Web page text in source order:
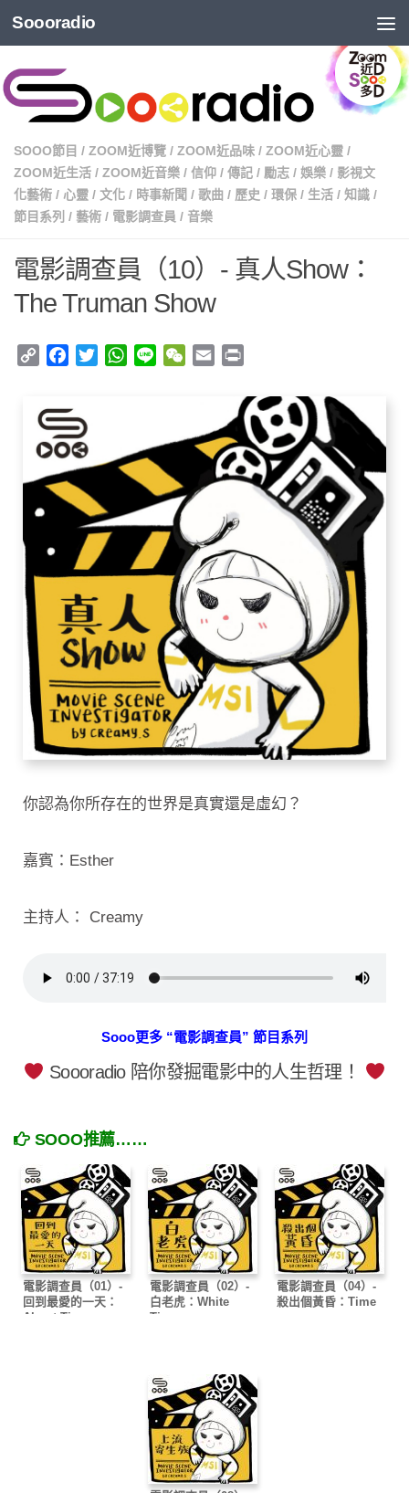
Soooradio
SOOO節目 / ZOOM近博覽 / ZOOM近品味 / ZOOM近心靈 /
ZOOM近生活 / ZOOM近音樂 / 信仰 / 傳記 / 勵志 / 娛樂 / 影視文
化藝術 / 心靈 / 文化 / 時事新聞 / 歌曲 / 歷史 / 環保 / 生活 / 知識 /
節目系列 / 藝術 / 電影調查員 / 音樂
電影調查員（10）- 真人Show：
The Truman Show
Copy
Facebook
TwitterWhatsApp
Line WeChat
Email
你認為你所存在的世界是真實還是虛幻？
嘉賓：Esther
主持人： Creamy
Sooo更多 “電影調查員” 節目系列
Soooradio 陪你發掘電影中的人生哲理！
SOOO推薦……
電影調查員（01）-
回到最愛的一天：
About Time
電影調查員（02）-
白老虎：White
Tiger
電影調查員（04）-
殺出個黃昏：Time